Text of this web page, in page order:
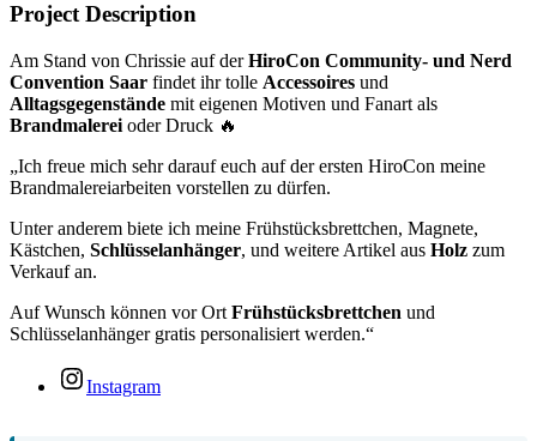
Project Description
Am Stand von Chrissie auf derHiroCon Community- und Nerd
Convention Saar findet ihr tolle Accessoires und
Alltagsgegenstände mit eigenen Motiven und Fanart als
Brandmalerei oder Druck 🔥
„Ich freue mich sehr darauf euch auf der ersten HiroCon meine
Brandmalereiarbeiten vorstellen zu dürfen.
Unter anderem biete ich meine Frühstücksbrettchen, Magnete,
Kästchen, Schlüsselanhänger, und weitere Artikel aus Holz zum
Verkauf an.
Auf Wunsch können vor Ort Frühstücksbrettchen und
Schlüsselanhänger gratis personalisiert werden.“
Instagram